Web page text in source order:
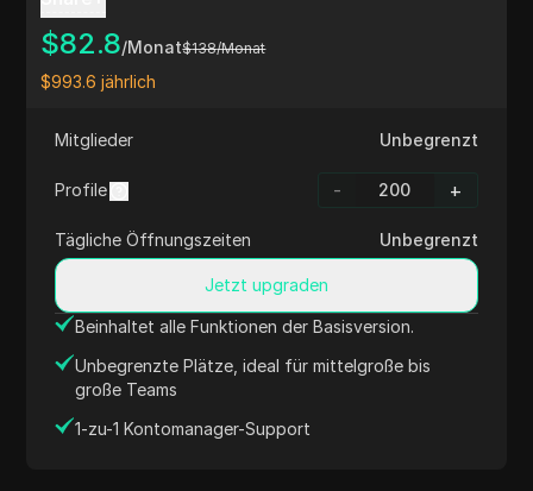
$138/Monat
$82.8/Monat
$993.6 jährlich
Mitglieder Unbegrenzt
Profile - +
Tägliche Öffnungszeiten Unbegrenzt
Jetzt upgraden
Beinhaltet alle Funktionen der Basisversion.
Unbegrenzte Plätze, ideal für mittelgroße bis
große Teams
1-zu-1 Kontomanager-Support